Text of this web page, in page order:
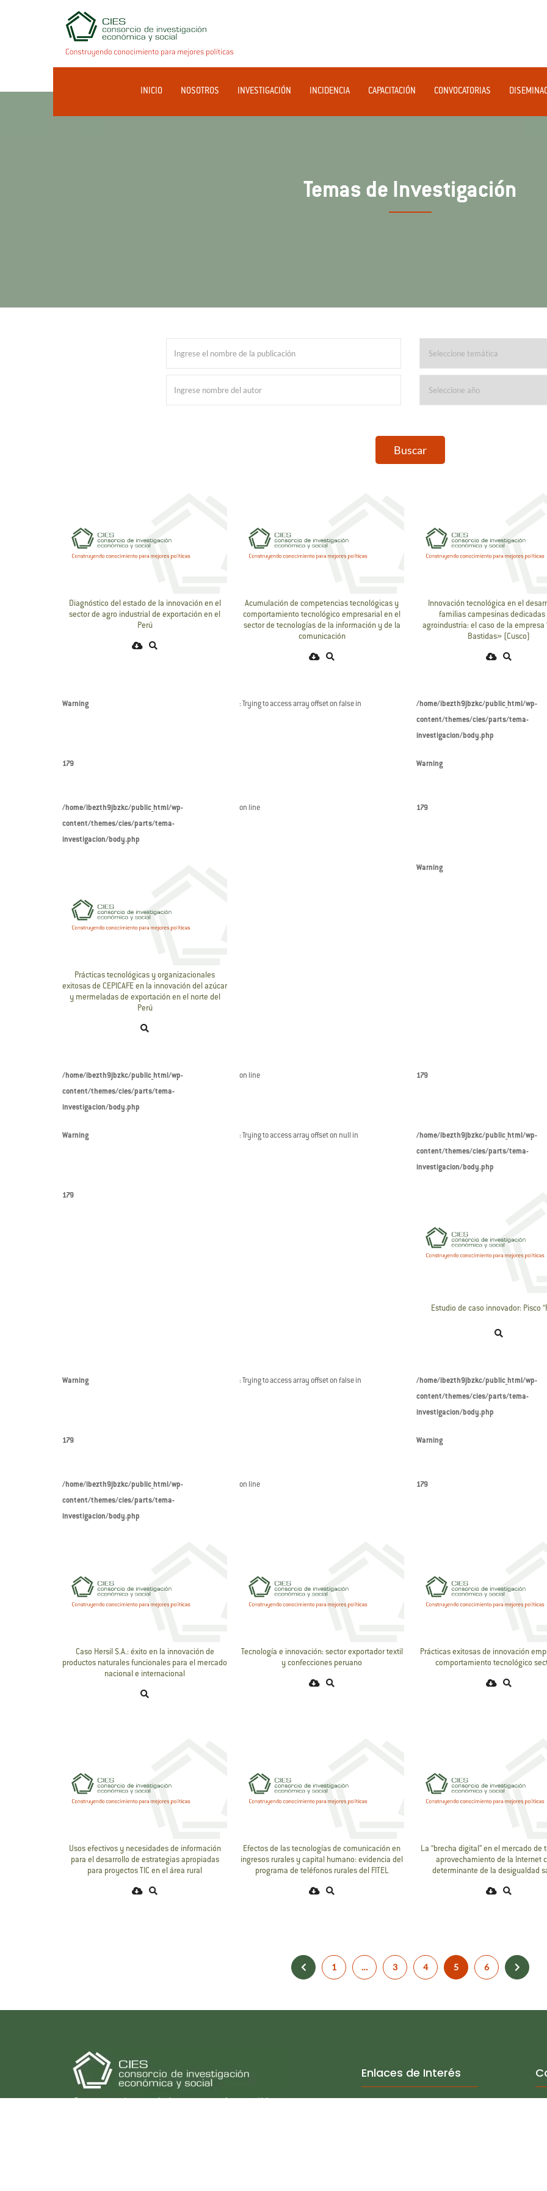
INICIO NOSOTROS INVESTIGACIÓN INCIDENCIA CAPACITACIÓN CONVOCATORIAS
Temas de Investigación
Buscar
Diagnóstico del estado de la innovación en el
sector de agro industrial de exportación en el
Perú
Acumulación de competencias tecnológicas y
comportamiento tecnológico empresarial en el
sector de tecnologías de la información y de la
comunicación
Innovación tecnológica en el
familias campesinas dedicadas
agroindustria: el caso de la empresa
Bastidas» (Cusco)
Warning : Trying to access array offset on false in /home/ibezth9jbzkc/public_html/wp-
content/themes/cies/parts/tema-
investigacion/body.php
179 Warning
/home/ibezth9jbzkc/public_html/wp-
content/themes/cies/parts/tema-
investigacion/body.php
on line 179
Prácticas tecnológicas y organizacionales
exitosas de CEPICAFE en la innovación del azúcar
y mermeladas de exportación en el norte del
Perú
Warning
/home/ibezth9jbzkc/public_html/wp-
content/themes/cies/parts/tema-
investigacion/body.php
on line 179
Warning : Trying to access array offset on null in /home/ibezth9jbzkc/public_html/wp-
content/themes/cies/parts/tema-
investigacion/body.php
179
Estudio de caso innovador: Pisco
Warning : Trying to access array offset on false in /home/ibezth9jbzkc/public_html/wp-
content/themes/cies/parts/tema-
investigacion/body.php
179 Warning
/home/ibezth9jbzkc/public_html/wp-
content/themes/cies/parts/tema-
investigacion/body.php
on line 179
Caso Hersil S.A.: éxito en la innovación de
productos naturales funcionales para el mercado
nacional e internacional
Tecnología e innovación: sector exportador textil
y confecciones peruano
Prácticas exitosas de innovación
comportamiento tecnológico
Usos efectivos y necesidades de información
para el desarrollo de estrategias apropiadas
para proyectos TIC en el área rural
Efectos de las tecnologías de comunicación en
ingresos rurales y capital humano: evidencia del
programa de teléfonos rurales del FITEL
La “brecha digital” en el mercado de
aprovechamiento de la Internet
determinante de la desigualdad
1 … 3 4 5 6
Enlaces de Interés